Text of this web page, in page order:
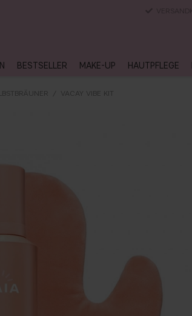
BESTSELLER MAKE-UP HAUTPFLEGE
VACAY VIBE KIT